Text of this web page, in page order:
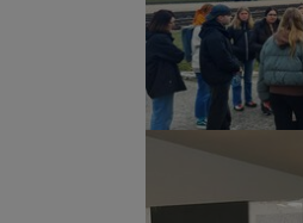
Show larger